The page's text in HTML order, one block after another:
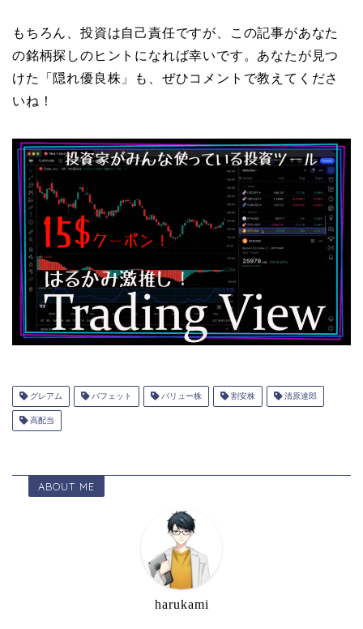
もちろん、投資は自己責任ですが、この記事があなた
の銘柄探しのヒントになれば幸いです。あなたが見つ
けた「隠れ優良株」も、ぜひコメントで教えてくださ
いね！
グレアム バフェット バリュー株 割安株 清原達郎
高配当
ABOUT ME
harukami